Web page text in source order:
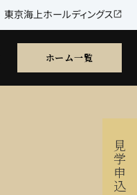
東京海上ホールディングス
ホーム一覧
見学申込